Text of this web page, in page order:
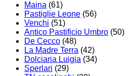
Maina (61)
Pastiglie Leone (56)
Venchi (51)
Antico Pastificio Umbro (50)
De Cecco (48)
La Madre Terra (42)
Dolciaria Luigia (34)
Sperlari (29)